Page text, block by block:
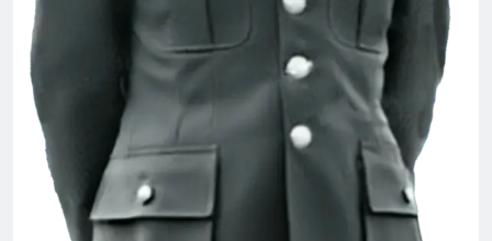
Văn Thư 002 BCH/TH 2026-2028
2 Weeks Ago
3 Years Ago